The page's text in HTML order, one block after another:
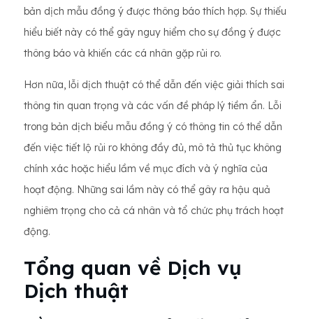
bản dịch mẫu đồng ý được thông báo thích hợp. Sự thiếu
hiểu biết này có thể gây nguy hiểm cho sự đồng ý được
thông báo và khiến các cá nhân gặp rủi ro.
Hơn nữa, lỗi dịch thuật có thể dẫn đến việc giải thích sai
thông tin quan trọng và các vấn đề pháp lý tiềm ẩn. Lỗi
trong bản dịch biểu mẫu đồng ý có thông tin có thể dẫn
đến việc tiết lộ rủi ro không đầy đủ, mô tả thủ tục không
chính xác hoặc hiểu lầm về mục đích và ý nghĩa của
hoạt động. Những sai lầm này có thể gây ra hậu quả
nghiêm trọng cho cả cá nhân và tổ chức phụ trách hoạt
động.
Tổng quan về Dịch vụ
Dịch thuật